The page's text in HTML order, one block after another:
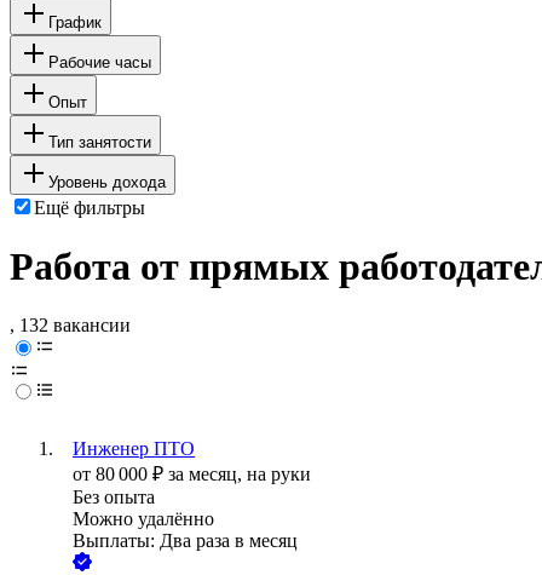
График
Рабочие часы
Опыт
Тип занятости
Уровень дохода
Ещё фильтры
Работа от прямых
, 132 вакансии
Инженер ПТО
от 80 000 ₽ за месяц, на руки
Без опыта
Можно удалённо
Выплаты: Два раза в месяц